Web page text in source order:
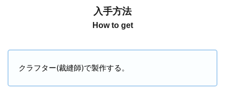
入手方法
How to get
クラフター(裁縫師)で製作する。